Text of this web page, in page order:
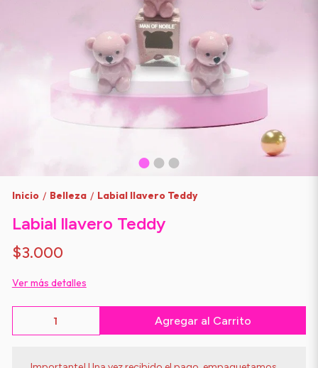
Inicio / Belleza / Labial llavero Teddy
Labial llavero Teddy
$3.000
Ver más detalles
Agregar al Carrito